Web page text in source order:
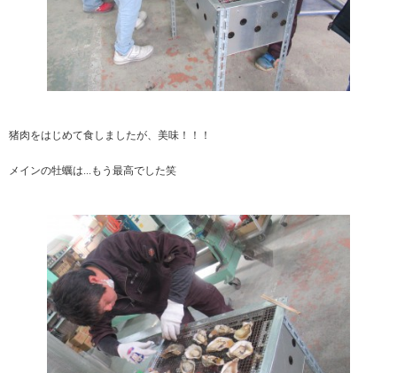
猪肉をはじめて食しましたが、美味！！！
メインの牡蠣は...もう最高でした笑